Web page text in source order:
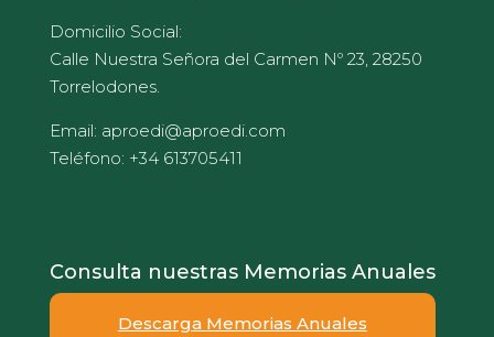
Domicilio Social:
Calle Nuestra Señora del Carmen Nº 23, 28250
Torrelodones.
Email: aproedi@aproedi.com
Teléfono: +34 613705411
Consulta nuestras Memorias Anuales
Descarga Memorias Anuales